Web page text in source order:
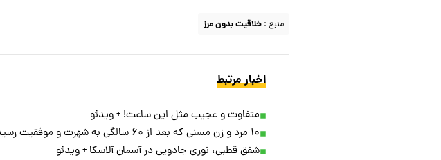
منبع : خلاقیت بدون مرز
اخبار مرتبط
متفاوت و عجیب مثل این ساعت! + ویدئو
۱۰ مرد و زن مسنی که بعد از ۶۰ سالگی به شهرت و موفقیت رسیدند
شفق قطبی، نوری جادویی در آسمان آلاسکا + ویدئو